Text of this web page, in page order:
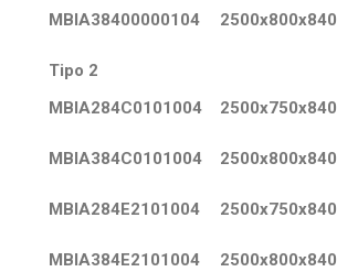
MBIA38400000104 2500x800x840
Tipo 2
MBIA284C0101004
2500x750x840
MBIA384C0101004 2500x800x840
MBIA284E2101004 2500x750x840
MBIA384E2101004 2500x800x840